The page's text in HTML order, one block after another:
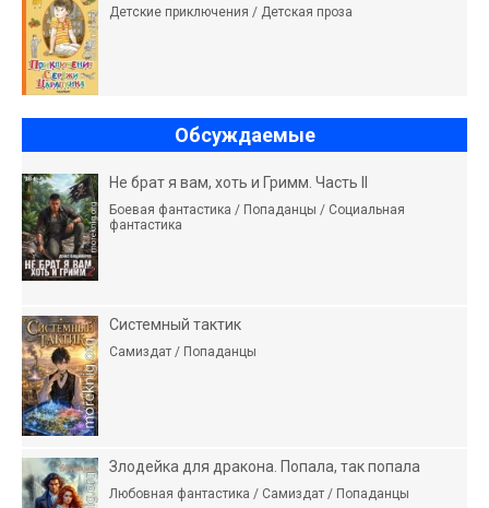
Детские приключения / Детская проза
Обсуждаемые
Не брат я вам, хоть и Гримм. Часть II
Боевая фантастика / Попаданцы / Социальная
фантастика
Системный тактик
Самиздат / Попаданцы
Злодейка для дракона. Попала, так попала
Любовная фантастика / Самиздат / Попаданцы